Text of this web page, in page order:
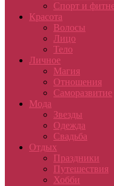
Спорт и
Красота
Волосы
Лицо
Тело
Личное
Магия
Отношения
Саморазвитие
Мода
Звезды
Одежда
Свадьба
Отдых
Праздники
Путешествия
Хобби